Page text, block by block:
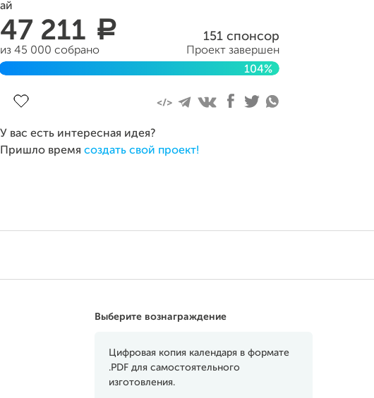
47 211 a
из 45 000 собрано
151 спонсор
Проект завершен
104%
У вас есть интересная идея?
Пришло время создать свой проект!
Выберите вознаграждение
Цифровая копия календаря в формате
.PDF для самостоятельного
изготовления.